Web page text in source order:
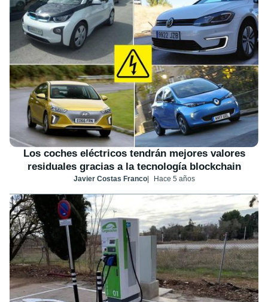
Los coches eléctricos tendrán mejores valores
residuales gracias a la tecnología blockchain
Javier Costas Franco Hace 5 años